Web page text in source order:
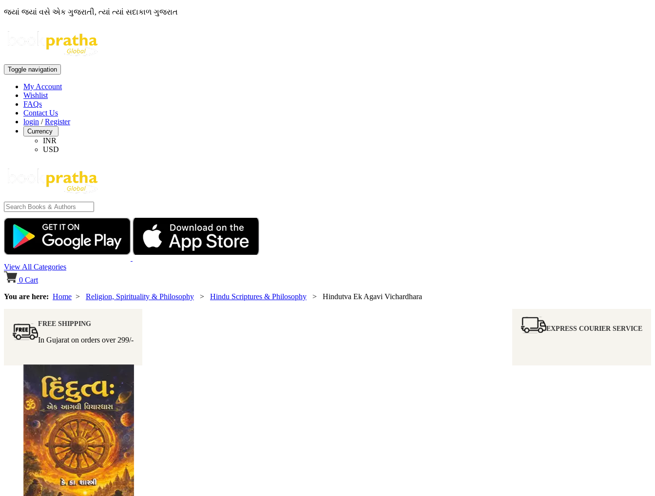
જ્યાં જ્યાં વસે એક ગુજરાતી, ત્યાં ત્યાં સદાકાળ ગુજરાત
Toggle navigation
My Account
Wishlist
FAQs
Contact Us
login /Register
Currency
INR
USD
View All Categories
0 Cart
You are here: Home > Religion, Spirituality & Philosophy > Hindu Scriptures & Philosophy > Hindutva Ek Agavi Vichardhara
FREE SHIPPING
In Gujarat on orders over 299/-
EXPRESS COURIER SERVICE